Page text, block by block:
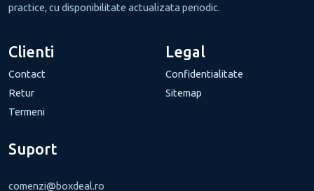
practice, cu disponibilitate actualizata periodic.
Clienti
Contact
Retur
Termeni
Legal
Confidentialitate
Sitemap
Suport
comenzi@boxdeal.ro